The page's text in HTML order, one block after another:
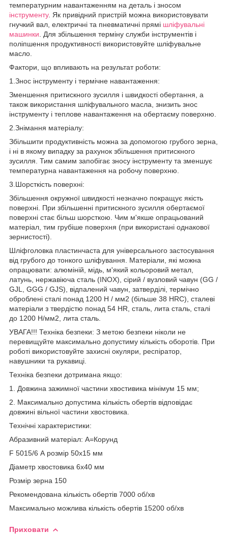
температурним навантаженням на деталь і зносом
інструменту. Як привідний пристрій можна використовувати
гнучкий вал, електричні та пневматичні прямі шліфувальні
машинки . Для збільшення терміну служби інструментів і
поліпшення продуктивності використовуйте шліфувальне
масло.
Фактори, що впливають на результат роботи:
1.Знос інструменту і термічне навантаження:
Зменшення притискного зусилля і швидкості обертання, а
також використання шліфувального масла, знизить знос
інструменту і теплове навантаження на обертаєму поверхню.
2.Знімання матеріалу:
Збільшити продуктивність можна за допомогою грубого зерна,
і ні в якому випадку за рахунок збільшення притискного
зусилля. Тим самим запобігає зносу інструменту та зменшує
температурна навантаження на робочу поверхню.
3.Шорсткість поверхні:
Збільшення окружної швидкості незначно покращує якість
поверхні. При збільшенні притискного зусилля обертаємої
поверхні стає більш шорсткою. Чим м'якше опрацьований
матеріал, тим грубіше поверхня (при використані однакової
зернистості).
Шліфголовка пластинчаста для універсального застосування
від грубого до тонкого шліфування. Матеріали, які можна
опрацювати: алюміній, мідь, м'який кольоровий метал,
латунь, нержавіюча сталь (INOX), сірий / вузловий чавун (GG /
GJL, GGG / GJS), відпалений чавун, затверділі, термічно
оброблені сталі понад 1200 Н / мм2 (більше 38 HRC), сталеві
матеріали з твердістю понад 54 HR, сталь, лита сталь, сталі
до 1200 Н/мм2, лита сталь.
УВАГА!!! Техніка безпеки: З метою безпеки ніколи не
перевищуйте максимально допустиму кількість оборотів. При
роботі використовуйте захисні окуляри, респіратор,
навушники та рукавиці.
Техніка безпеки дотримана якщо:
1. Довжина зажимної частини хвостивика мінімум 15 мм;
2. Максимально допустима кількість обертів відповідає
довжині вільної частини хвостовика.
Технічні характеристики:
Абразивний матеріал: А=Корунд
F 5015/6 А розмір 50х15 мм
Діаметр хвостовика 6х40 мм
Розмір зерна 150
Рекомендована кількість обертів 7000 об/хв
Максимально можлива кількість обертів 15200 об/хв
Приховати